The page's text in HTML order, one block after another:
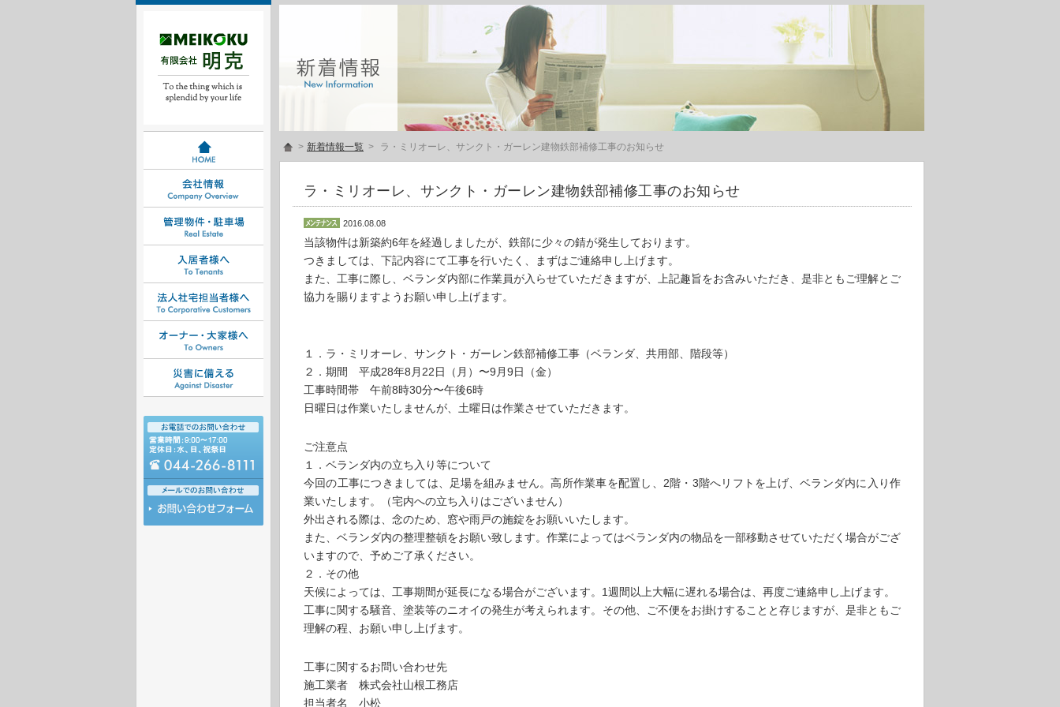
> 新着情報一覧 > ラ・ミリオーレ、サンクト・ガーレン建物鉄部補修工事のお知らせ
ラ・ミリオーレ、サンクト・ガーレン建物鉄部補修工事のお知らせ
2016.08.08
当該物件は新築約6年を経過しましたが、鉄部に少々の錆が発生しております。
つきましては、下記内容にて工事を行いたく、まずはご連絡申し上げます。
また、工事に際し、ベランダ内部に作業員が入らせていただきますが、上記趣旨をお含みいただき、是非ともご理解とご
協力を賜りますようお願い申し上げます。
１．ラ・ミリオーレ、サンクト・ガーレン鉄部補修工事（ベランダ、共用部、階段等）
２．期間 平成28年8月22日（月）〜9月9日（金）
工事時間帯 午前8時30分〜午後6時
日曜日は作業いたしませんが、土曜日は作業させていただきます。
ご注意点
１．ベランダ内の立ち入り等について
今回の工事につきましては、足場を組みません。高所作業車を配置し、2階・3階へリフトを上げ、ベランダ内に入り作
業いたします。（宅内への立ち入りはございません）
外出される際は、念のため、窓や雨戸の施錠をお願いいたします。
また、ベランダ内の整理整頓をお願い致します。作業によってはベランダ内の物品を一部移動させていただく場合がござ
いますので、予めご了承ください。
２．その他
天候によっては、工事期間が延長になる場合がございます。1週間以上大幅に遅れる場合は、再度ご連絡申し上げます。
工事に関する騒音、塗装等のニオイの発生が考えられます。その他、ご不便をお掛けすることと存じますが、是非ともご
理解の程、お願い申し上げます。
工事に関するお問い合わせ先
施工業者 株式会社山根工務店
担当者名 小松